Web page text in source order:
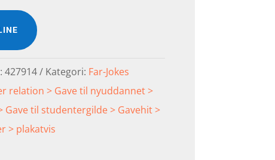
427914 Kategori: Far-Jokes
relation > Gave til nyuddannet >
Gave til studentergilde > Gavehit >
> plakatvis